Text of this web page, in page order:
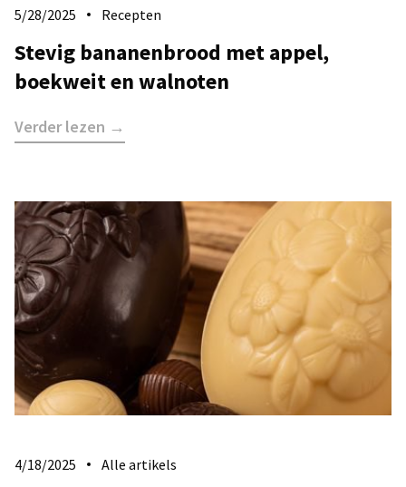
5/28/2025 Recepten
Stevig bananenbrood met appel,
boekweit en walnoten
Verder lezen →
4/18/2025 Alle artikels